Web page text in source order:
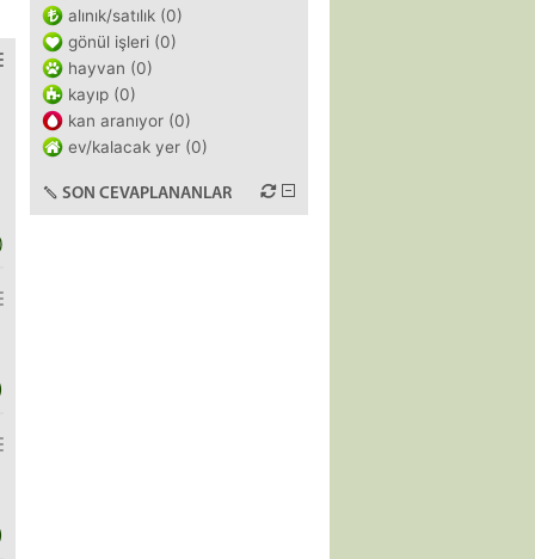
alınık/satılık (0)
gönül işleri (0)
hayvan (0)
kayıp (0)
kan aranıyor (0)
ev/kalacak yer (0)
SON CEVAPLANANLAR